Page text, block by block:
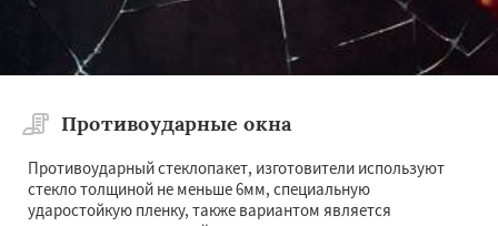
Противоударные окна
Противоударный стеклопакет, изготовители используют
стекло толщиной не меньше 6мм, специальную
ударостойкую пленку, также вариантом является